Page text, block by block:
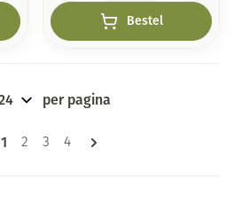
Bestel
Pagina's
U lees momenteel pagina
1 Pagina
2 Pagina
3 Pagina
4
per pagina